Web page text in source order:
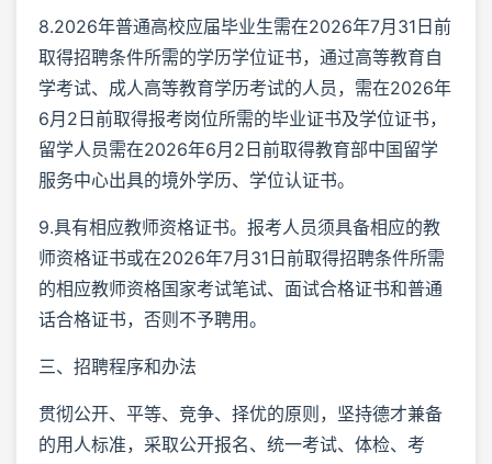
8.2026年普通高校应届毕业生需在2026年7月31日前
取得招聘条件所需的学历学位证书，通过高等教育自
学考试、成人高等教育学历考试的人员，需在2026年
6月2日前取得报考岗位所需的毕业证书及学位证书，
留学人员需在2026年6月2日前取得教育部中国留学
服务中心出具的境外学历、学位认证书。
9.具有相应教师资格证书。报考人员须具备相应的教
师资格证书或在2026年7月31日前取得招聘条件所需
的相应教师资格国家考试笔试、面试合格证书和普通
话合格证书，否则不予聘用。
三、招聘程序和办法
贯彻公开、平等、竞争、择优的原则，坚持德才兼备
的用人标准，采取公开报名、统一考试、体检、考